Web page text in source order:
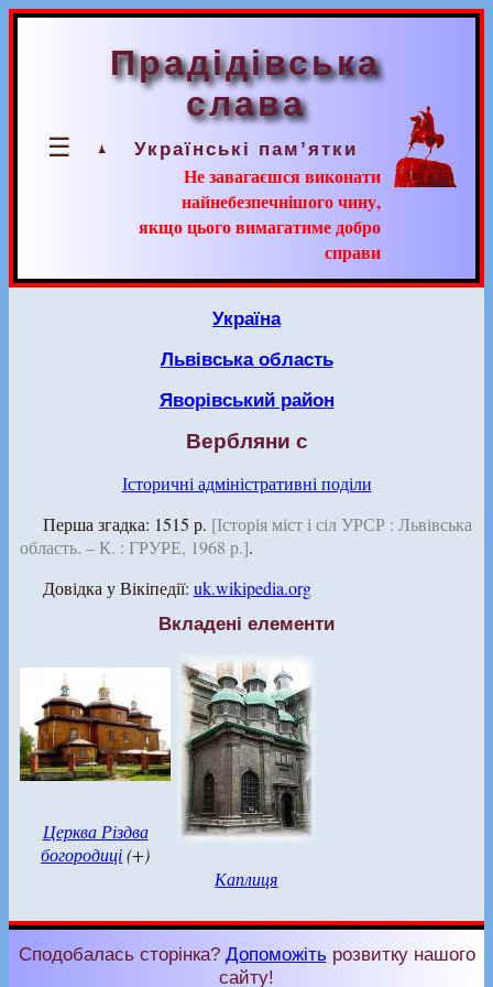
☰
Прадідівська
слава
Українські пам’ятки
Не завагаєшся виконати
найнебезпечнішого чину,
якщо цього вимагатиме добро
справи
Україна
Львівська область
Яворівський район
Вербляни с
Історичні адміністративні поділи
Перша згадка: 1515 р. [Історія міст і сіл УРСР : Львівська
область. – К. : ГРУРЕ, 1968 р.].
Довідка у Вікіпедії: uk.wikipedia.org
Вкладені елементи
Церква Різдва
богородиці(+)
Каплиця
Сподобалась сторінка? Допоможіть розвитку нашого
сайту!